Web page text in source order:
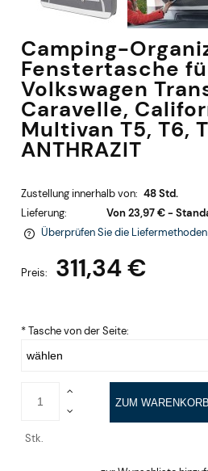
Camping-
Fenstertasche
Volkswagen
Caravelle,
Multivan T5, T6,
ANTHRAZIT
Zustellung innerhalb von: 48 Std.
Lieferung:
Von 23,97 € -
Überprüfen Sie die Liefermethoden
Preis: 311,34 €
*Tasche von der Seite:
Stk.
ZUM